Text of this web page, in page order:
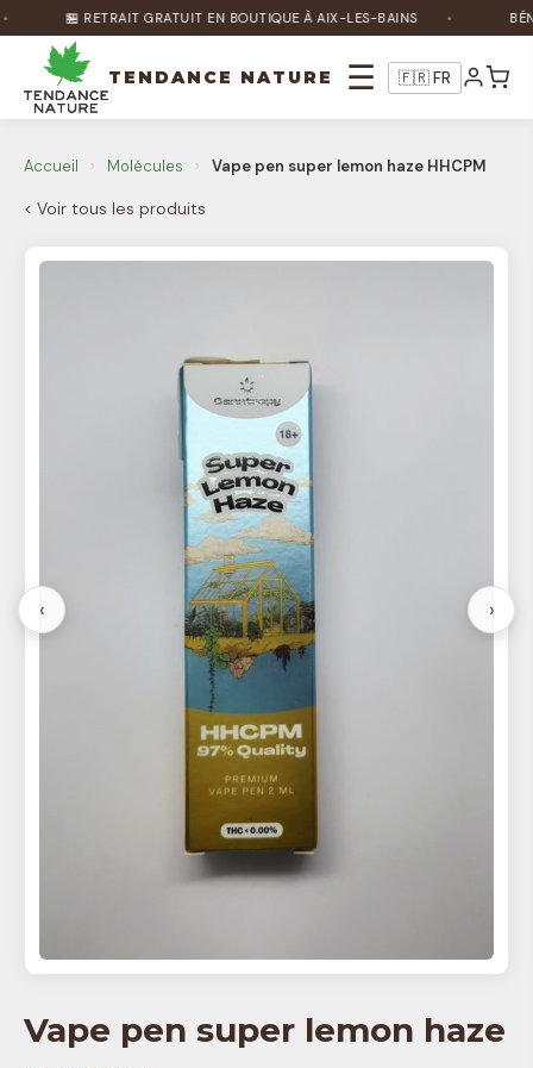
🏪 RETRAIT GRATUIT EN BOUTIQUE À AIX-LES-BAINS
TENDANCE NATURE ☰ 🇫🇷 FR
Accueil › Molécules › Vape pen super lemon haze HHCPM
< Voir tous les produits
‹ ›
Vape pen super lemon haze
🌿 En ligne